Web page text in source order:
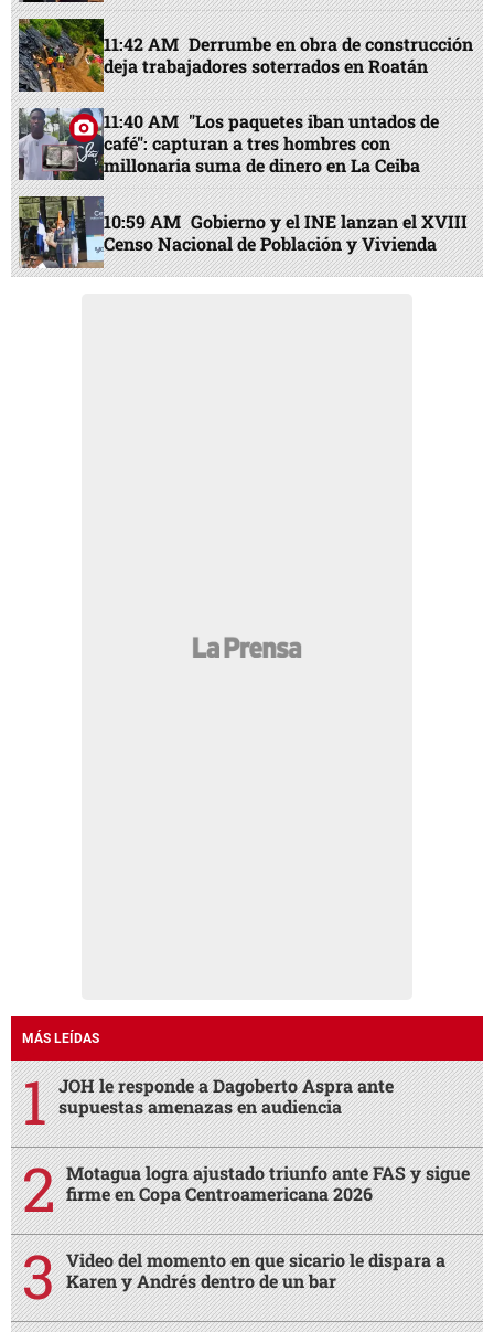
11:42 AM Derrumbe en obra de construcción
deja trabajadores soterrados en Roatán
11:40 AM "Los paquetes iban untados de
café": capturan a tres hombres con
millonaria suma de dinero en La Ceiba
10:59 AM Gobierno y el INE lanzan el XVIII
Censo Nacional de Población y Vivienda
MÁS LEÍDAS
JOH le responde a Dagoberto Aspra ante
supuestas amenazas en audiencia
Motagua logra ajustado triunfo ante FAS y sigue
firme en Copa Centroamericana 2026
Video del momento en que sicario le dispara a
Karen y Andrés dentro de un bar